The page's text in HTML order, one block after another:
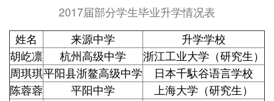
2017届部分学生毕业升学情况表
姓名 来源中学
升学学校
胡屹凛
杭州高级中学
浙江工业大学（研究生）
周琪琪平阳县浙鳌高级中学
日本千馱谷语言学校
陈蓉蓉
平阳中学
上海大学（研究生）